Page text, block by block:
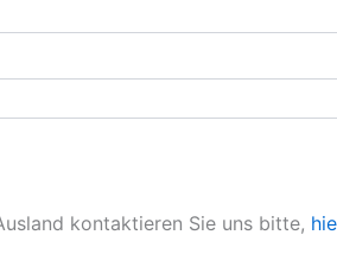
kontaktieren Sie uns bitte,